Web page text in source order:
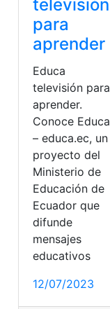
televisión
para
aprender
Educa
televisión para
aprender.
Conoce Educa
– educa.ec, un
proyecto del
Ministerio de
Educación de
Ecuador que
difunde
mensajes
educativos
12/07/2023